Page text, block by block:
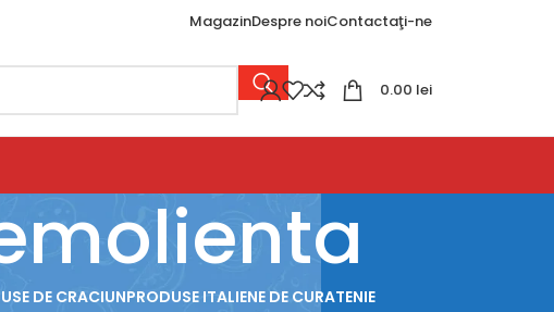
MagazinDespre noiContactaţi-ne
0.00 lei
DE CRACIUNPRODUSE ITALIENE DE CURATENIE